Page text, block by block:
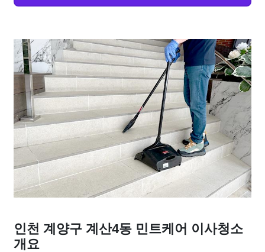
인천 계양구 계산4동 민트케어 이사청소
개요